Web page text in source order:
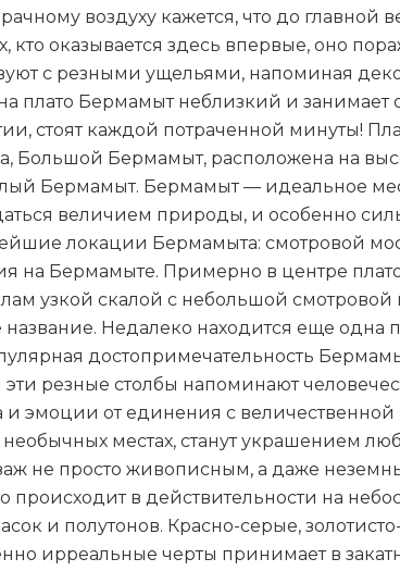
воздуху кажется, что до главной
кто оказывается здесь впервые, оно
с резными ущельями, напоминая
плато Бермамыт неблизкий и занимает
стоят каждой потраченной минуты!
Большой Бермамыт, расположена на
Бермамыт. Бермамыт — идеальное
величием природы, и особенно
локации Бермамыта: смотровой
на Бермамыте. Примерно в центре
узкой скалой с небольшой
название. Недалеко находится еще
достопримечательность
резные столбы напоминают
эмоции от единения с
местах, станут украшением
не просто живописным, а даже
происходит в действительности на
и полутонов. Красно-серые,
ирреальные черты принимает в